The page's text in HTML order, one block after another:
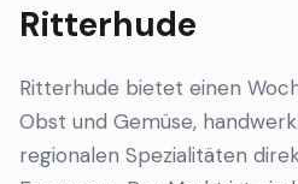
Ritterhude
Ritterhude bietet einen
Obst und Gemüse,
regionalen Spezialitäten